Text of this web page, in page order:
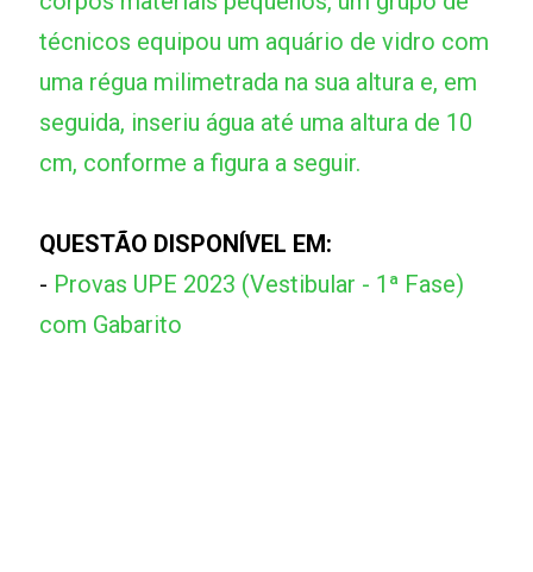
técnicos equipou um aquário de vidro com
uma régua milimetrada na sua altura e, em
seguida, inseriu água até uma altura de 10
cm, conforme a figura a seguir.
QUESTÃO DISPONÍVEL EM:
- Provas UPE 2023 (Vestibular - 1ª Fase)
com Gabarito